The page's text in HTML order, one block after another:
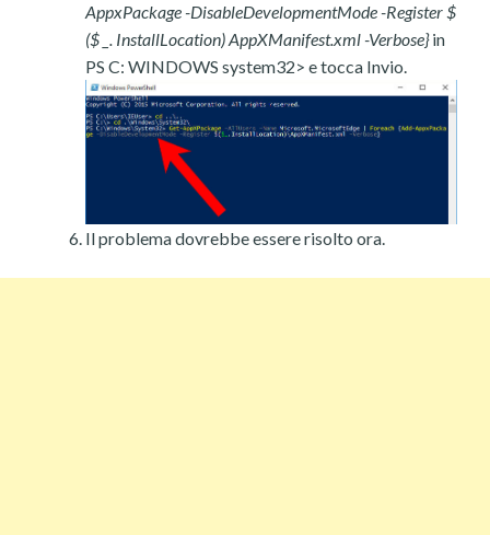
AppxPackage -DisableDevelopmentMode -Register $
($ _. InstallLocation) AppXManifest.xml -Verbose}in
PS C: WINDOWS system32> e tocca Invio.
Il problema dovrebbe essere risolto ora.